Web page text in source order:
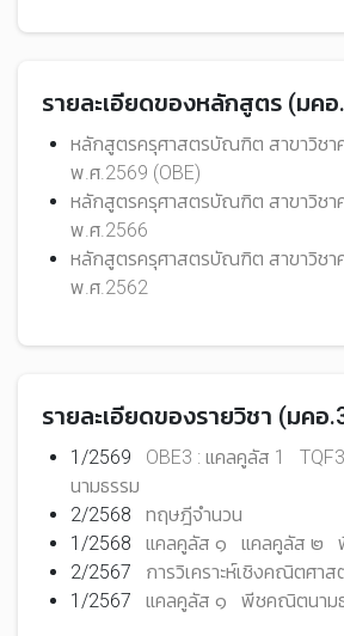
รายละเอียดของหลักสูตร (มคอ
หลักสูตรครุศาสตรบัณฑิต สาขาวิช
พ.ศ.2569 (OBE)
หลักสูตรครุศาสตรบัณฑิต สาขาวิช
พ.ศ.2566
หลักสูตรครุศาสตรบัณฑิต สาขาวิช
พ.ศ.2562
รายละเอียดของรายวิชา (มคอ
1/2569 OBE3 : แคลคูลัส 1
นามธรรม
2/2568
ทฤษฎีจำนวน
1/2568
แคลคูลัส ๑ แคลคูลัส ๒
2/2567
การวิเคราะห์เชิงคณิตศาส
1/2567
แคลคูลัส ๑ พีชคณิตนาม